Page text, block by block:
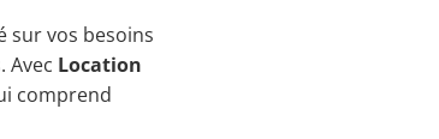
sur vos besoins
Avec Location
comprend